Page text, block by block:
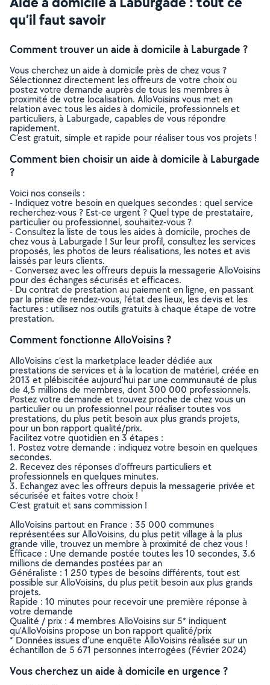
qu’il faut savoir
Comment trouver un aide à domicile à Laburgade ?
Vous cherchez un aide à domicile près de chez vous ?
Sélectionnez directement les offreurs de votre choix ou
postez votre demande auprès de tous les membres à
proximité de votre localisation. AlloVoisins vous met en
relation avec tous les aides à domicile, professionnels et
particuliers, à Laburgade, capables de vous répondre
rapidement.
C’est gratuit, simple et rapide pour réaliser tous vos projets !
Comment bien choisir un aide à domicile à Laburgade
?
Voici nos conseils :
- Indiquez votre besoin en quelques secondes : quel service
recherchez-vous ? Est-ce urgent ? Quel type de prestataire,
particulier ou professionnel, souhaitez-vous ?
- Consultez la liste de tous les aides à domicile, proches de
chez vous à Laburgade ! Sur leur profil, consultez les services
proposés, les photos de leurs réalisations, les notes et avis
laissés par leurs clients.
- Conversez avec les offreurs depuis la messagerie AlloVoisins
pour des échanges sécurisés et efficaces.
- Du contrat de prestation au paiement en ligne, en passant
par la prise de rendez-vous, l’état des lieux, les devis et les
factures : utilisez nos outils gratuits à chaque étape de votre
prestation.
Comment fonctionne AlloVoisins ?
AlloVoisins c’est la marketplace leader dédiée aux
prestations de services et à la location de matériel, créée en
2013 et plébiscitée aujourd’hui par une communauté de plus
de 4,5 millions de membres, dont 300 000 professionnels.
Postez votre demande et trouvez proche de chez vous un
particulier ou un professionnel pour réaliser toutes vos
prestations, du plus petit besoin aux plus grands projets,
pour un bon rapport qualité/prix.
Facilitez votre quotidien en 3 étapes :
1. Postez votre demande : indiquez votre besoin en quelques
secondes.
2. Recevez des réponses d’offreurs particuliers et
professionnels en quelques minutes.
3. Echangez avec les offreurs depuis la messagerie privée et
sécurisée et faites votre choix !
C’est gratuit et sans commission !
AlloVoisins partout en France : 35 000 communes
représentées sur AlloVoisins, du plus petit village à la plus
grande ville, trouvez un membre à proximité de chez vous !
Efficace : Une demande postée toutes les 10 secondes, 3.6
millions de demandes postées par an
Généraliste : 1 250 types de besoins différents, tout est
possible sur AlloVoisins, du plus petit besoin aux plus grands
projets.
Rapide : 10 minutes pour recevoir une première réponse à
votre demande
Qualité / prix : 4 membres AlloVoisins sur 5* indiquent
qu’AlloVoisins propose un bon rapport qualité/prix
* Données issues d’une enquête AlloVoisins réalisée sur un
échantillon de 5 671 personnes interrogées (Février 2024)
Vous cherchez un aide à domicile en urgence ?